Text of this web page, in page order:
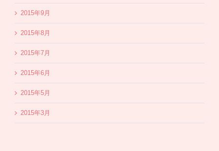
2015年9月
2015年8月
2015年7月
2015年6月
2015年5月
2015年3月